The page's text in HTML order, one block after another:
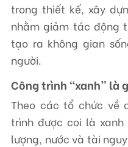
trong thiết kế, xây
nhằm giảm tác động
tạo ra không gian
người.
Công trình “xanh” là
Theo các tổ chức về
trình được coi là
lượng, nước và tài